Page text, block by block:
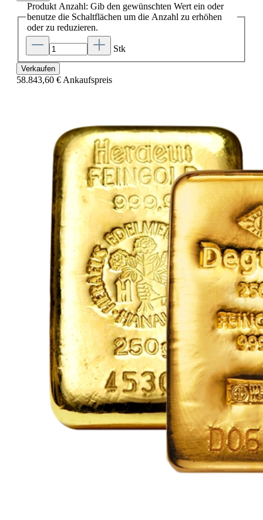
Produkt Anzahl: Gib den gewünschten Wert ein oder
benutze die Schaltflächen um die Anzahl zu erhöhen
oder zu reduzieren.
Stk
Verkaufen
58.843,60 €Ankaufspreis